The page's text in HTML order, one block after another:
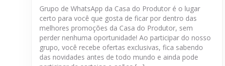
Grupo de WhatsApp da Casa do Produtor é o lugar
certo para você que gosta de ficar por dentro das
melhores promoções da Casa do Produtor, sem
perder nenhuma oportunidade! Ao participar do nosso
grupo, você recebe ofertas exclusivas, fica sabendo
das novidades antes de todo mundo e ainda pode